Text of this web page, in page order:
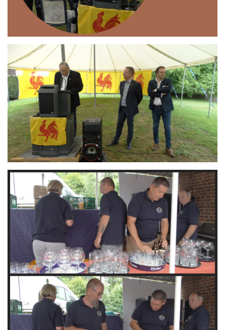
Branding
ARMCHAIR
Branding
ARMCHAIR